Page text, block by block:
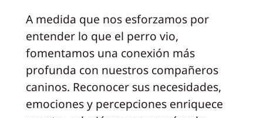
A medida que nos esforzamos por
entender lo que el perro vio,
fomentamos una conexión más
profunda con nuestros compañeros
caninos. Reconocer sus necesidades,
emociones y percepciones enriquece